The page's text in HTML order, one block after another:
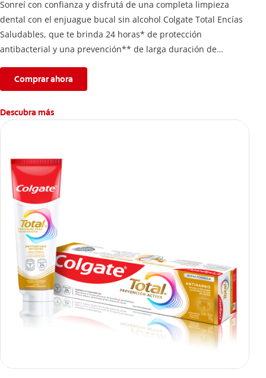
Sonreí con confianza y disfrutá de una completa limpieza
dental con el enjuague bucal sin alcohol Colgate Total Encías
Saludables, que te brinda 24 horas* de protección
antibacterial y una prevención** de larga duración de
Comprar ahora
Descubra más